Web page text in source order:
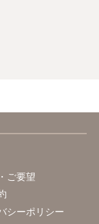
ご要望
シーポリシー